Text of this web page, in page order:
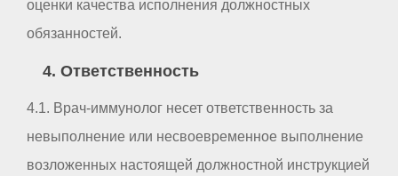
оценки качества исполнения должностных
обязанностей.
4. Ответственность
4.1. Врач-иммунолог несет ответственность за
невыполнение или несвоевременное выполнение
возложенных настоящей должностной инструкцией